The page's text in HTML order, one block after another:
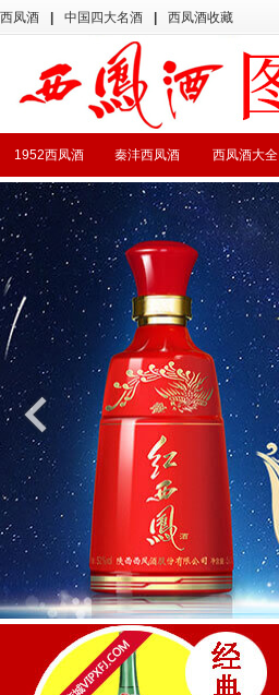
西凤酒 中国四大名酒 西凤酒收藏
西凤酒大全
秦沣西凤酒
1952西凤酒